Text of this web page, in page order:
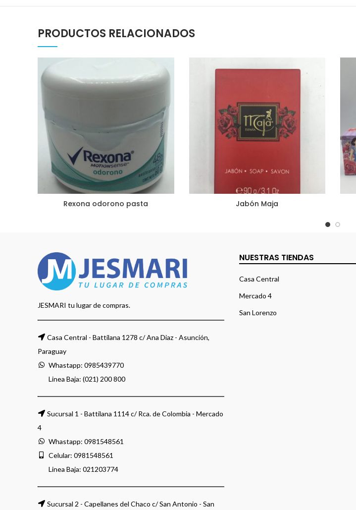
PRODUCTOS RELACIONADOS
Rexona odorono pasta Jabón Maja
JESMARI tu lugar de compras.
Casa Central - Battilana 1278 c/ Ana Diaz - Asunción,
Paraguay
Whastapp: 0985439770
Linea Baja: (021) 200 800
Sucursal 1 - Battilana 1114 c/ Rca. de Colombia - Mercado
4
Whastapp: 0981548561
Celular: 0981548561
Linea Baja: 021203774
Sucursal 2 - Capellanes del Chaco c/ San Antonio - San
NUESTRAS TIENDAS
Casa Central
Mercado 4
San Lorenzo